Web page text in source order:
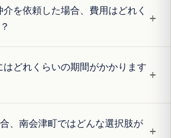
を依頼した場合、費用はどれく
+
どれくらいの期間がかかります
+
、南会津町ではどんな選択肢が
+